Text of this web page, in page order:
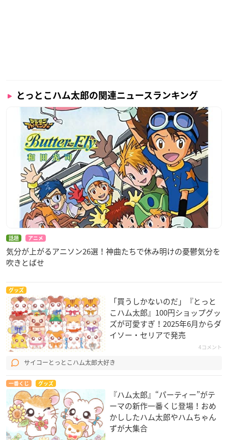
とっとこハム太郎の関連ニュースランキング
話題 アニメ
気分が上がるアニソン26選！神曲たちで休み明けの憂鬱気分を
吹きとばせ
グッズ
「買うしかないのだ」『とっと
こハム太郎』100円ショップグッ
ズが可愛すぎ！2025年6月からダ
イソー・セリアで発売
4コメント
サイコーとっとこハム太郎大好き
一番くじ グッズ
『ハム太郎』“パーティー”がテ
ーマの新作一番くじ登場！おめ
かししたハム太郎やハムちゃん
ずが大集合